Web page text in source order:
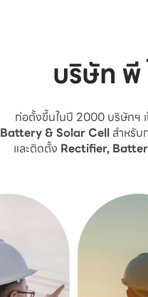
บริษัท พี
ก่อตั้งขึ้นในปี 2000 บริษัทฯ
Battery & Solar Cell สำหรับ
และติดตั้ง Rectifier,